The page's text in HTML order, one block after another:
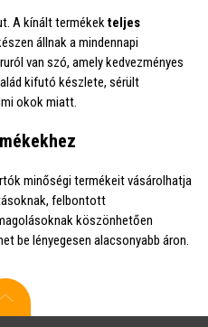
A kínált termékekteljes
állnak a mindennapi
van szó, amely kedvezményes
kifutó készlete, sérült
okok miatt.
minőségi termékeit vásárolhatja
felbontott
köszönhetően
be lényegesen alacsonyabb áron.